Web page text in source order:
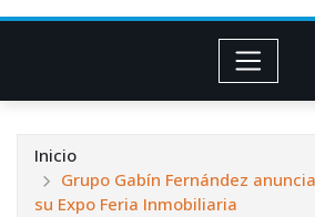
Inicio
Grupo Gabín Fernández
su Expo Feria Inmobiliaria